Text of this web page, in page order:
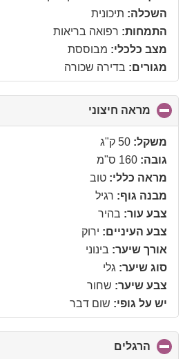
השכלה: תיכונית
התמחות: רפואה בריאות
מצב כלכלי: מבוססת
מגורים: בדירה שכורה
מראה חיצוני
to
משקל: 50 ק"ג
גובה: 160 ס"מ
מראה כללי: טוב
מבנה גוף: רגיל
צבע עור: בהיר
צבע העיניים: ירוק
אורך שיער: בינוני
סוג שיער: גלי
צבע שיער: שחור
יש על גופי: שום דבר
הרגלים